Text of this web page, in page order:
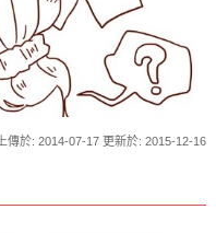
上傳於: 2014-07-17 更新於: 2015-12-16